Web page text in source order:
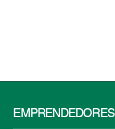
EMPRENDEDORES